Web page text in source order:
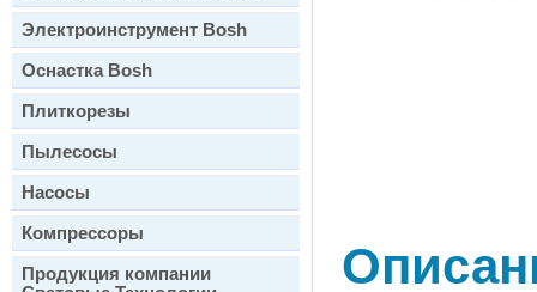
Электроинструмент Bosh
Оснастка Bosh
Плиткорезы
Пылесосы
Насосы
Компрессоры
Продукция компании